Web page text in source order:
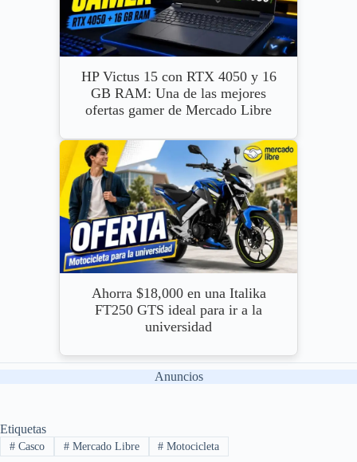
HP Victus 15 con RTX 4050 y 16
GB RAM: Una de las mejores
ofertas gamer de Mercado Libre
Ahorra $18,000 en una Italika
FT250 GTS ideal para ir a la
universidad
Anuncios
Etiquetas
#Casco #Mercado Libre # Motocicleta